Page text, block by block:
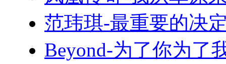
范玮琪-最重要的决
Beyond-为了你为了